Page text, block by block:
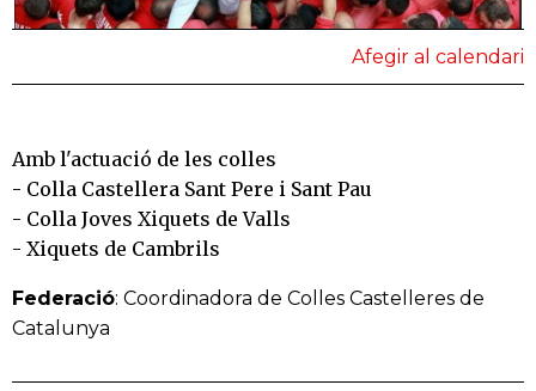
Afegir al calendari
Amb l'actuació de les colles
- Colla Castellera Sant Pere i Sant Pau
- Colla Joves Xiquets de Valls
- Xiquets de Cambrils
Federació: Coordinadora de Colles Castelleres de
Catalunya